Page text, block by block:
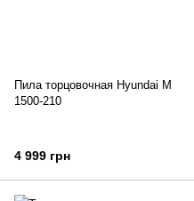
Пила торцовочная Hyundai M
1500-210
4 999 грн